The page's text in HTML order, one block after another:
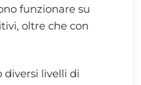
funzionare su
oltre che con
diversi livelli di